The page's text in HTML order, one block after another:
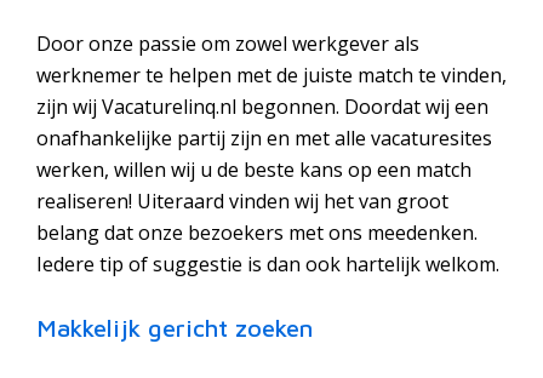
Door onze passie om zowel werkgever als
werknemer te helpen met de juiste match te vinden,
zijn wij Vacaturelinq.nl begonnen. Doordat wij een
onafhankelijke partij zijn en met alle vacaturesites
werken, willen wij u de beste kans op een match
realiseren! Uiteraard vinden wij het van groot
belang dat onze bezoekers met ons meedenken.
Iedere tip of suggestie is dan ook hartelijk welkom.
Makkelijk gericht zoeken